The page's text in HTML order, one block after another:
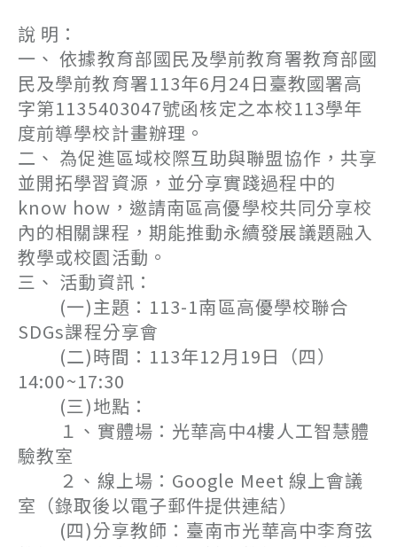
說 明：
一、 依據教育部國民及學前教育署教育部國
民及學前教育署113年6月24日臺教國署高
字第1135403047號函核定之本校113學年
度前導學校計畫辦理。
二、 為促進區域校際互助與聯盟協作，共享
並開拓學習資源，並分享實踐過程中的
know how，邀請南區高優學校共同分享校
內的相關課程，期能推動永續發展議題融入
教學或校園活動。
三、 活動資訊：
(一)主題：113-1南區高優學校聯合
SDGs課程分享會
(二)時間：113年12月19日（四）
14:00~17:30
(三)地點：
１、實體場：光華高中4樓人工智慧體
驗教室
２、線上場：Google Meet 線上會議
室（錄取後以電子郵件提供連結）
(四)分享教師：臺南市光華高中李育弦